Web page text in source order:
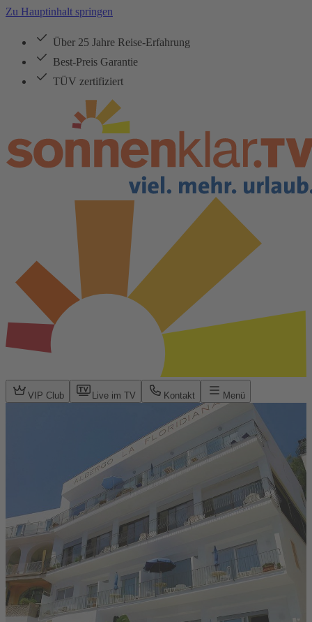
Zu Hauptinhalt springen
Über 25 Jahre Reise-Erfahrung
Best-Preis Garantie
TÜV zertifiziert
VIP Club Live im TV Kontakt Menü